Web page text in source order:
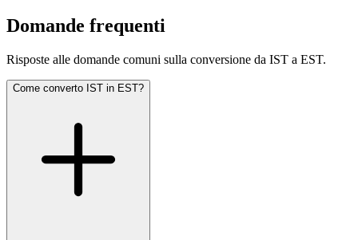
Domande frequenti
Risposte alle domande comuni sulla conversione da IST a EST.
Come converto IST in EST?